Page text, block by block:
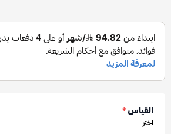
القياس*
اختر